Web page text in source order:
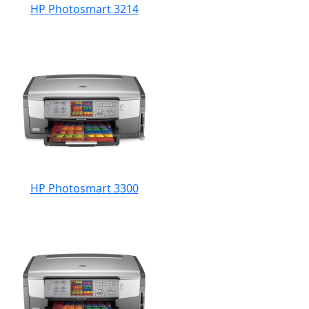
HP Photosmart 3214
HP Photosmart 3300